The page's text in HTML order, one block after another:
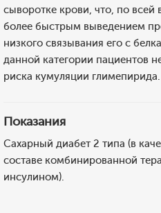
сыворотке крови, что, по всей
более быстрым выведением
низкого связывания его с
данной категории пациентов
риска кумуляции глимепирида.
Показания
Сахарный диабет 2 типа (в
составе комбинированной
инсулином).